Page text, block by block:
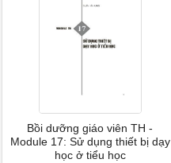
Bồi dưỡng giáo viên TH -
Module 17: Sử dụng thiết bị dạy
học ở tiểu học